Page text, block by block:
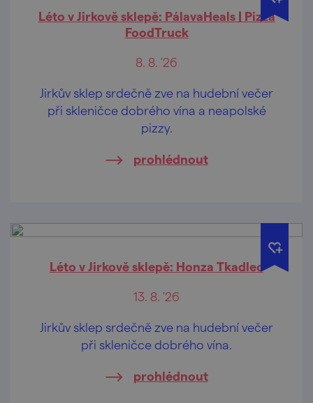
Léto v Jirkově sklepě: PálavaHeals | Pizza
FoodTruck
8. 8. '26
Jirkův sklep srdečně zve na hudební večer
při skleničce dobrého vína a neapolské
pizzy.
prohlédnout
Léto v Jirkově sklepě: Honza Tkadlec
13. 8. '26
Jirkův sklep srdečně zve na hudební večer
při skleničce dobrého vína.
prohlédnout